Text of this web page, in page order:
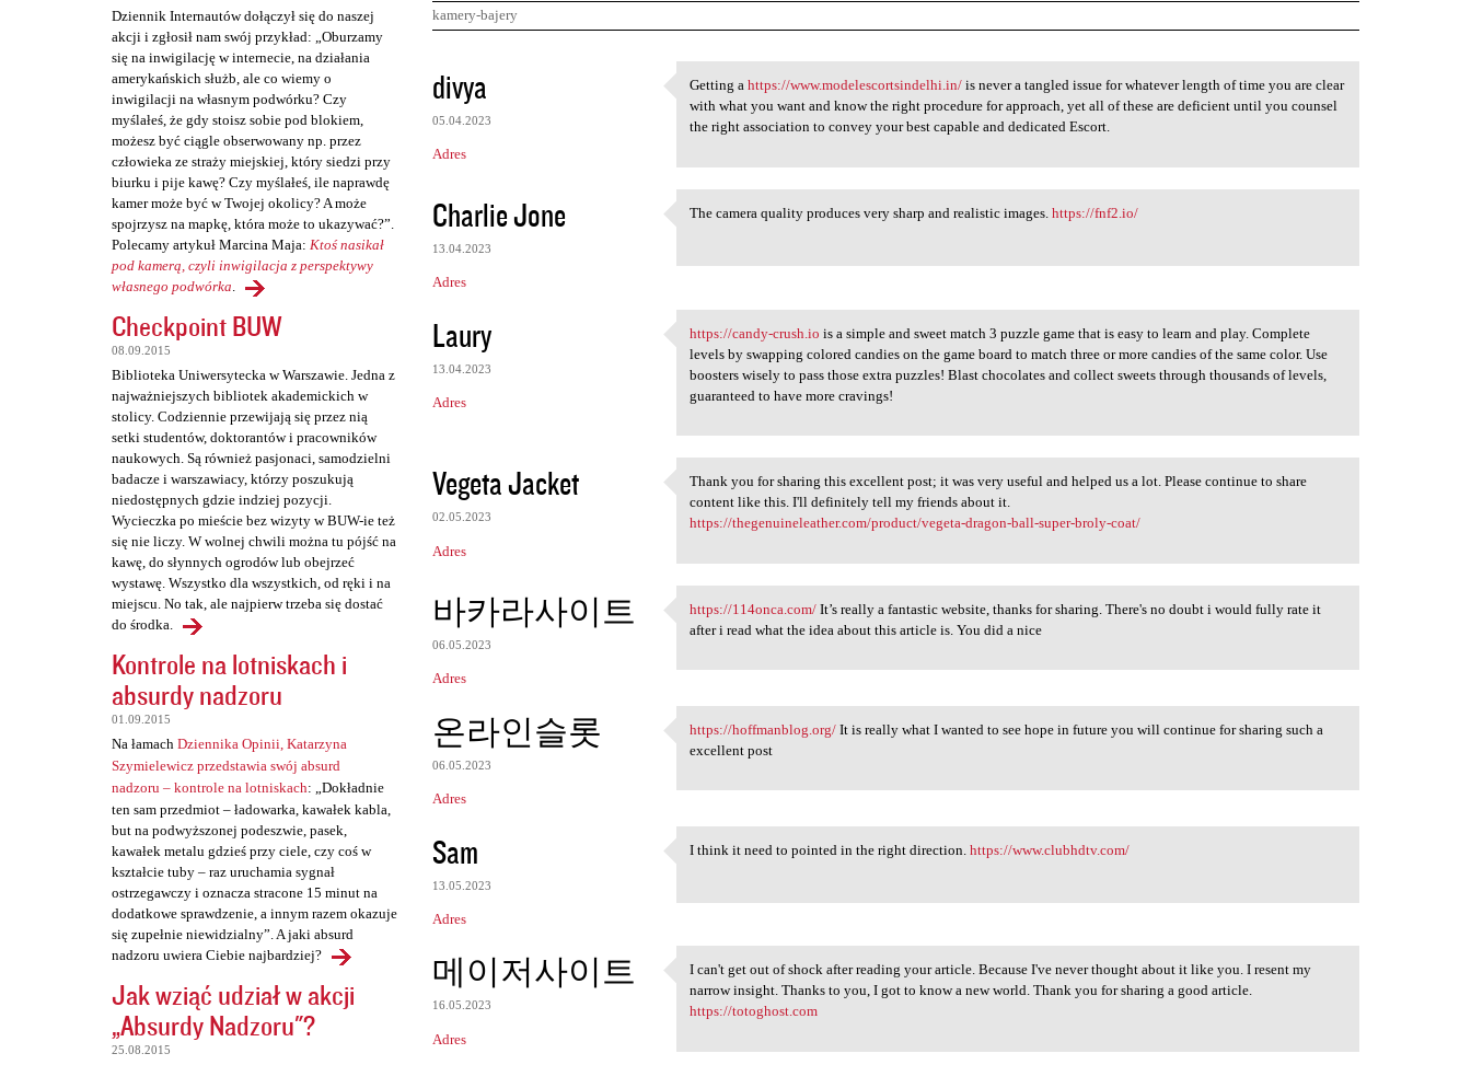
Dziennik Internautów dołączył się do naszej
akcji i zgłosił nam swój przykład: „Oburzamy
się na inwigilację w internecie, na działania
amerykańskich służb, ale co wiemy o
inwigilacji na własnym podwórku? Czy
myślałeś, że gdy stoisz sobie pod blokiem,
możesz być ciągle obserwowany np. przez
człowieka ze straży miejskiej, który siedzi przy
biurku i pije kawę? Czy myślałeś, ile naprawdę
kamer może być w Twojej okolicy? A może
spojrzysz na mapkę, która może to ukazywać?”.
Polecamy artykuł Marcina Maja: Ktoś nasikał
pod kamerą, czyli inwigilacja z perspektywy
własnego podwórka.
Checkpoint BUW
08.09.2015
Biblioteka Uniwersytecka w Warszawie. Jedna z
najważniejszych bibliotek akademickich w
stolicy. Codziennie przewijają się przez nią
setki studentów, doktorantów i pracowników
naukowych. Są również pasjonaci, samodzielni
badacze i warszawiacy, którzy poszukują
niedostępnych gdzie indziej pozycji.
Wycieczka po mieście bez wizyty w BUW-ie też
się nie liczy. W wolnej chwili można tu pójść na
kawę, do słynnych ogrodów lub obejrzeć
wystawę. Wszystko dla wszystkich, od ręki i na
miejscu. No tak, ale najpierw trzeba się dostać
do środka.
Kontrole na lotniskach i
absurdy nadzoru
01.09.2015
Na łamach Dziennika Opinii, Katarzyna
Szymielewicz przedstawia swój absurd
nadzoru – kontrole na lotniskach: „Dokładnie
ten sam przedmiot – ładowarka, kawałek kabla,
but na podwyższonej podeszwie, pasek,
kawałek metalu gdzieś przy ciele, czy coś w
kształcie tuby – raz uruchamia sygnał
ostrzegawczy i oznacza stracone 15 minut na
dodatkowe sprawdzenie, a innym razem okazuje
się zupełnie niewidzialny”. A jaki absurd
nadzoru uwiera Ciebie najbardziej?
Jak wziąć udział w akcji
„Absurdy Nadzoru"?
25.08.2015
kamery-bajery
K
o
m
e
n
t
a
r
z
e
divya
05.04.2023
Adres
Getting a https://www
Getting ahttps://www.modelescortsindelhi.in/ is never a tangled issue for whatever length of time you are clear
with what you want and know the right procedure for approach, yet all of these are deficient until you counsel
the right association to convey your best capable and dedicated Escort.
Charlie Jone
13.04.2023
Adres
The camera quality produces
The camera quality produces very sharp and realistic images.https://fnf2.io/
Laury
13.04.2023
Adres
https://candy-crush.io is a
https://candy-crush.io is a simple and sweet match 3 puzzle game that is easy to learn and play. Complete
levels by swapping colored candies on the game board to match three or more candies of the same color. Use
boosters wisely to pass those extra puzzles! Blast chocolates and collect sweets through thousands of levels,
guaranteed to have more cravings!
Vegeta Jacket
02.05.2023
Adres
Thank you for sharing this
Thank you for sharing this excellent post; it was very useful and helped us a lot. Please continue to share
content like this. I'll definitely tell my friends about it.
https://thegenuineleather.com/product/vegeta-dragon-ball-super-broly-coat/
바카라사이트
06.05.2023
Adres
https://114onca.com/ It’s
https://114onca.com/ It’s really a fantastic website, thanks for sharing. There's no doubt i would fully rate it
after i read what the idea about this article is. You did a nice
온라인슬롯
06.05.2023
Adres
https://hoffmanblog.org/ It
https://hoffmanblog.org/ It is really what I wanted to see hope in future you will continue for sharing such a
excellent post
Sam
13.05.2023
Adres
I think it need to pointed in
I think it need to pointed in the right direction.https://www.clubhdtv.com/
메이저사이트
16.05.2023
Adres
I can't get out of shock
I can't get out of shock after reading your article. Because I've never thought about it like you. I resent my
narrow insight. Thanks to you, I got to know a new world. Thank you for sharing a good article.
https://totoghost.com